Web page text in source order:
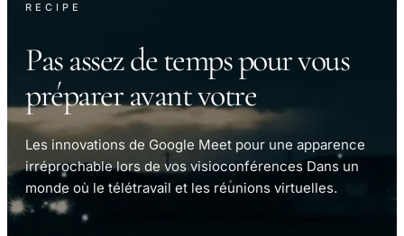
RECIPE
Pas assez de temps pour vous
préparer avant votre
Les innovations de Google Meet pour une apparence
irréprochable lors de vos visioconférences Dans un
monde où le télétravail et les réunions virtuelles.